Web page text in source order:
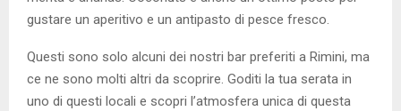
gustare un aperitivo e un antipasto di pesce fresco.
Questi sono solo alcuni dei nostri bar preferiti a Rimini, ma
ce ne sono molti altri da scoprire. Goditi la tua serata in
uno di questi locali e scopri l’atmosfera unica di questa